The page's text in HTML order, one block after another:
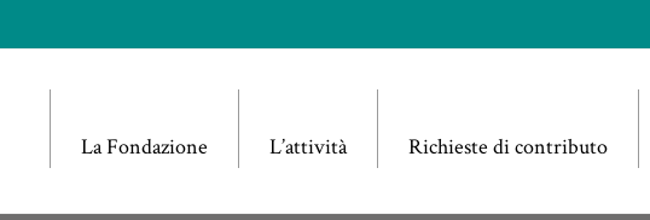
La Fondazione L’attività Richieste di contributo